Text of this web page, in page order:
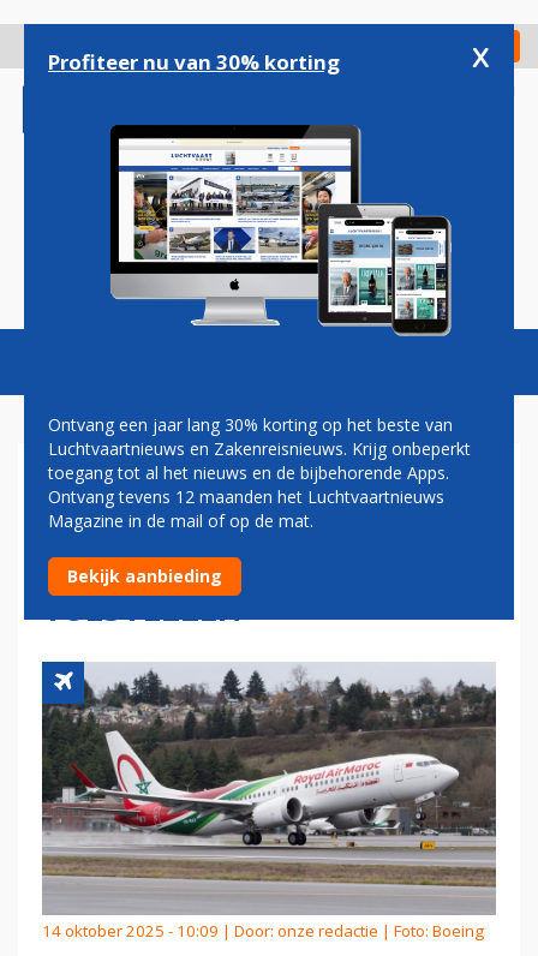
gaan
Check in
Magazine Podcasts Vacatures
ROYAL AIR MAROC BREIDT
VLOOT UIT MET EXTRA
BOEING 737 MAX-
TOESTELLEN
14 oktober 2025 - 10:09 | Door: onze redactie | Foto: Boeing
Profiteer nu van 30% korting x
Ontvang een jaar lang 30% korting op het beste van
Luchtvaartnieuws en Zakenreisnieuws. Krijg onbeperkt
toegang tot al het nieuws en de bijbehorende Apps.
Ontvang tevens 12 maanden het Luchtvaartnieuws
Magazine in de mail of op de mat.
Bekijk aanbieding